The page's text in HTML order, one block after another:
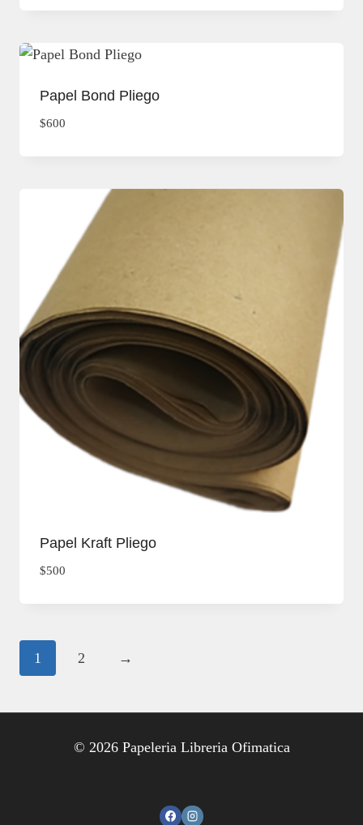
Papel Bond Pliego
$600
Papel Kraft Pliego
$500
1 2 →
© 2026 Papeleria Libreria Ofimatica